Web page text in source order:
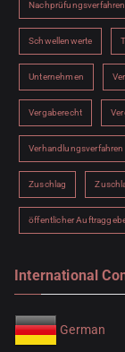
Nachprüfungsverfahren
Schwellenwerte
Unternehmen
Vergaberecht
Verhandlungsverfahren
Zuschlag
öffentlicher
International
German